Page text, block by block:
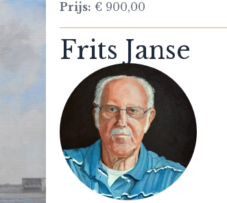
Prijs: € 900,00
Frits Janse